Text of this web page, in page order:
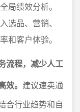
局绩效分析。
选品、营销、
和客户体验。
流程，减少人工
。 建议速卖通
合行业趋势和自